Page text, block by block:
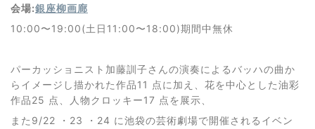
会場:銀座柳画廊
10:00〜19:00(土日11:00〜18:00)期間中無休
パーカッショニスト加藤訓子さんの演奏によるバッハの曲か
らイメージし描かれた作品11 点に加え、花を中心とした油彩
作品25 点、人物クロッキー17 点を展示、
また9/22 ・23 ・24 に池袋の芸術劇場で開催されるイベン